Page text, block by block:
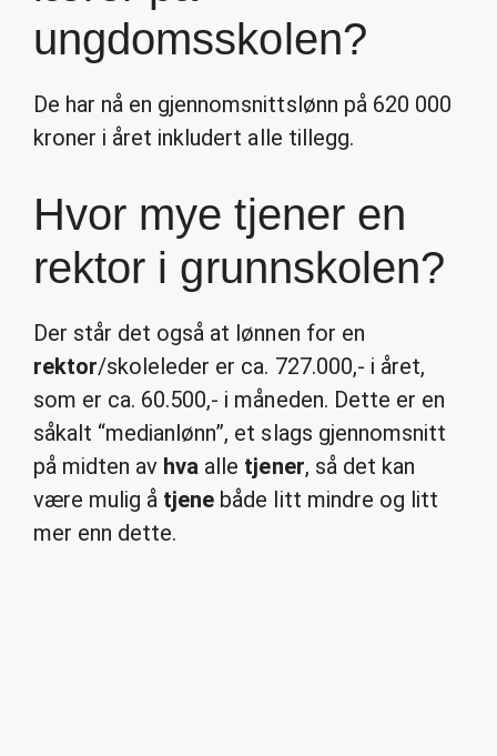
ungdomsskolen?
De har nå en gjennomsnittslønn på 620 000
kroner i året inkludert alle tillegg.
Hvor mye tjener en
rektor i grunnskolen?
Der står det også at lønnen for en
rektor/skoleleder er ca. 727.000,- i året,
som er ca. 60.500,- i måneden. Dette er en
såkalt “medianlønn”, et slags gjennomsnitt
på midten av hva alle tjener, så det kan
være mulig å tjene både litt mindre og litt
mer enn dette.